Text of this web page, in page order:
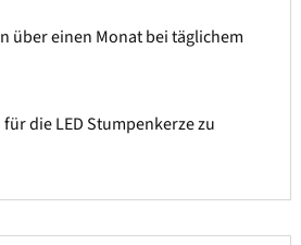
über einen Monat bei täglichem
die LED Stumpenkerze zu